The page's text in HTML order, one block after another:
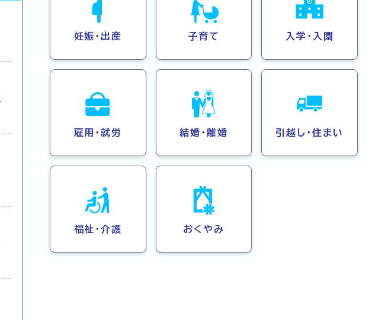
妊娠・出産 子育て 入学・入園
雇用・就労 結婚・離婚 引越し・住まい
福祉・介護 おくやみ